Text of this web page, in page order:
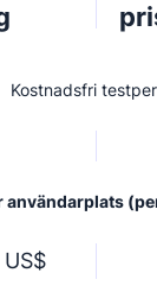
Kostnadsfri
användarplats
US$